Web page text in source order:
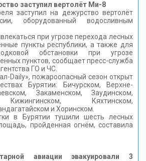
заступил вертолёт Ми-8
заступил на дежурство вертолёт
оборудованный водосливным
при угрозе перехода лесных
пункты республики, а также для
обстановки при угрозе
пунктов, сообщает пресс-служба
ГО и ЧС.
Daily», пожароопасный сезон открыт
Бурятии: Бичурском, Верхне-
Закаменском, Заудинском,
Кяхтинском,
и Хоринском.
в Бурятии тушили шесть лесных
пройденная огнём, составила
авиации эвакуировали 3